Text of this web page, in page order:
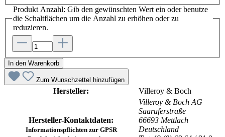
Produkt Anzahl: Gib den gewünschten Wert ein oder benutze
die Schaltflächen um die Anzahl zu erhöhen oder zu
reduzieren.
In den Warenkorb
Zum Wunschzettel hinzufügen
Hersteller: Villeroy & Boch
Hersteller-Kontaktdaten:
Informationspflichten zur GPSR
Villeroy & Boch AG
Saaruferstraße
66693 Mettlach
Deutschland